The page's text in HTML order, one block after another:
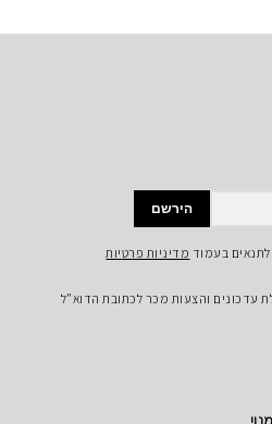
מדיניות פרטיות
והצעות מכר לכתובת הדוא"ל